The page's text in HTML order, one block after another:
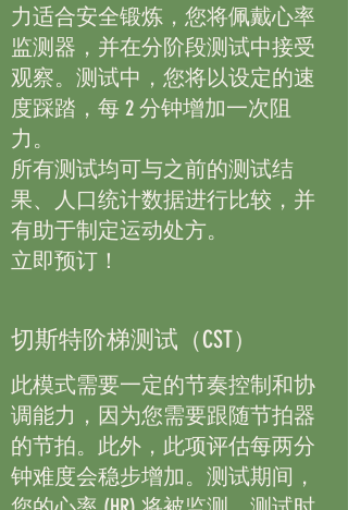
力适合安全锻炼，您将佩戴心率
监测器，并在分阶段测试中接受
观察。测试中，您将以设定的速
度踩踏，每 2 分钟增加一次阻
力。
所有测试均可与之前的测试结
果、人口统计数据进行比较，并
有助于制定运动处方。
立即预订！
切斯特阶梯测试（CST）
此模式需要一定的节奏控制和协
调能力，因为您需要跟随节拍器
的节拍。此外，此项评估每两分
钟难度会稳步增加。测试期间，